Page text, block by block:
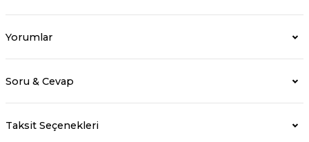
Yorumlar
Soru & Cevap
Taksit Seçenekleri